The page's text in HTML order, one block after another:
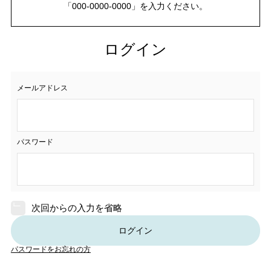
「000-0000-0000」を入力ください。
ログイン
メールアドレス
パスワード
次回からの入力を省略
ログイン
パスワードをお忘れの方